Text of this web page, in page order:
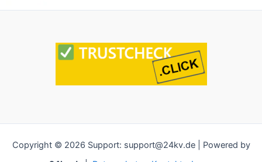
Copyright © 2026 Support: support@24kv.de | Powered by